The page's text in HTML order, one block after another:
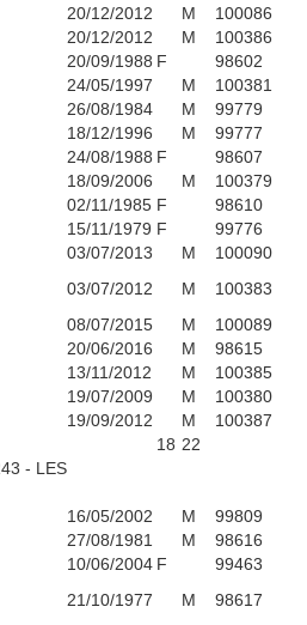
20/12/2012 M
100086
20/12/2012 M
100386
20/09/1988 F
98602
24/05/1997 M
100381
26/08/1984 M
99779
18/12/1996 M
99777
24/08/1988 F
98607
18/09/2006 M
100379
02/11/1985 F
98610
15/11/1979 F
99776
03/07/2013 M
100090
03/07/2012 M
100383
08/07/2015 M
100089
20/06/2016 M
98615
13/11/2012 M
100385
19/07/2009 M
100380
19/09/2012 M
100387
18 22
- LES
16/05/2002 M
99809
27/08/1981 M
98616
10/06/2004 F
99463
21/10/1977 M
98617